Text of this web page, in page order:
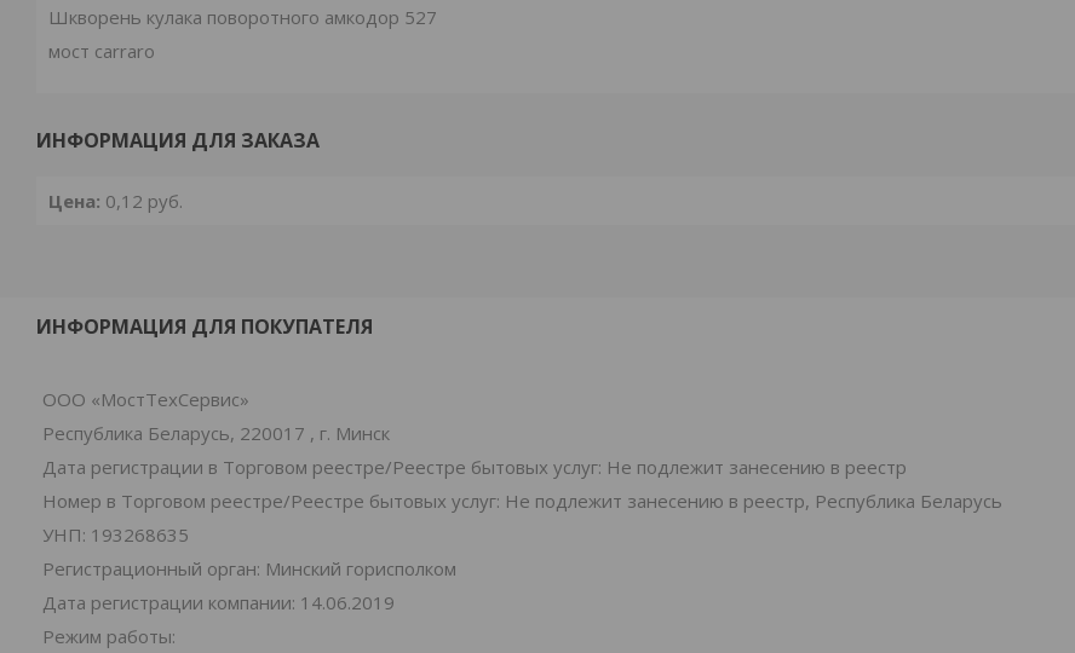
Шкворень кулака поворотного амкодор 527
мост carraro
ИНФОРМАЦИЯ ДЛЯ ЗАКАЗА
Цена: 0,12 руб.
ИНФОРМАЦИЯ ДЛЯ ПОКУПАТЕЛЯ
ООО «МостТехСервис»
Республика Беларусь, 220017 , г. Минск
Дата регистрации в Торговом реестре/Реестре бытовых услуг: Не подлежит занесению в реестр
Номер в Торговом реестре/Реестре бытовых услуг: Не подлежит занесению в реестр, Республика Беларусь
УНП: 193268635
Регистрационный орган: Минский горисполком
Дата регистрации компании: 14.06.2019
Режим работы: